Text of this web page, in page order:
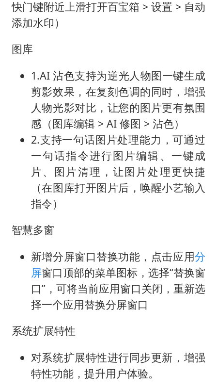
快门键附近上滑打开百宝箱 > 设置 > 自动
添加水印）
图库
1.AI 沾色支持为逆光人物图一键生成
剪影效果，在复刻色调的同时，增强
人物光影对比，让您的图片更有氛围
感（图库编辑 > AI 修图 > 沾色）
2.支持一句话图片处理能力，可通过
一句话指令进行图片编辑、一键成
片、图片清理，让图片处理更快捷
（在图库打开图片后，唤醒小艺输入
指令）
智慧多窗
新增分屏窗口替换功能，点击应用分
屏窗口顶部的菜单图标，选择“替换窗
口”，可将当前应用窗口关闭，重新选
择一个应用替换分屏窗口
系统扩展特性
对系统扩展特性进行同步更新，增强
特性功能，提升用户体验。